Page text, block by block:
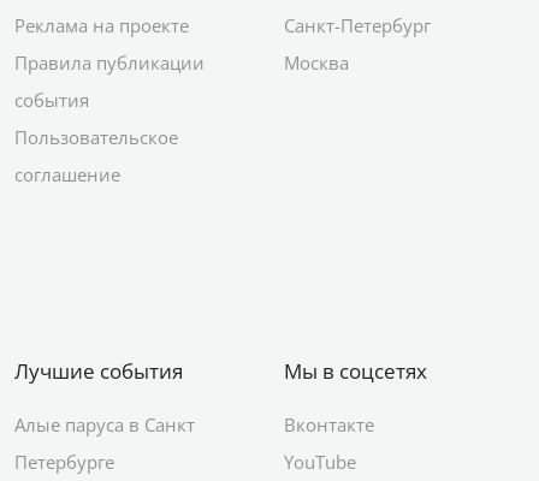
Реклама на проекте
Правила публикации
события
Пользовательское
соглашение
Санкт-Петербург
Москва
Лучшие события
Алые паруса в Санкт
Петербурге
Мы в соцсетях
Вконтакте
YouTube